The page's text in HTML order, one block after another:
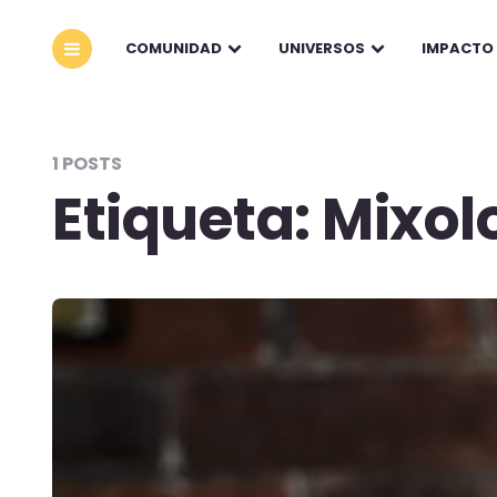
COMUNIDAD UNIVERSOS IMPACTO
1 POSTS
Etiqueta: